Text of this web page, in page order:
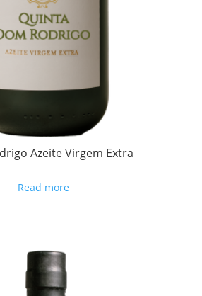
Azeite Virgem Extra
Read more